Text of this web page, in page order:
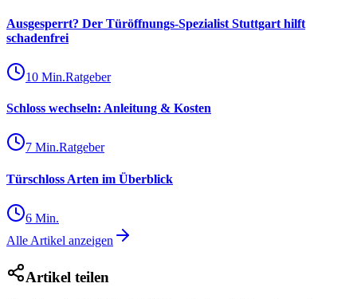
Ausgesperrt? Der Türöffnungs-Spezialist Stuttgart hilft
schadenfrei
10 Min.Ratgeber
Schloss wechseln: Anleitung & Kosten
7 Min.Ratgeber
Türschloss Arten im Überblick
6 Min.
Alle Artikel anzeigen
Artikel teilen